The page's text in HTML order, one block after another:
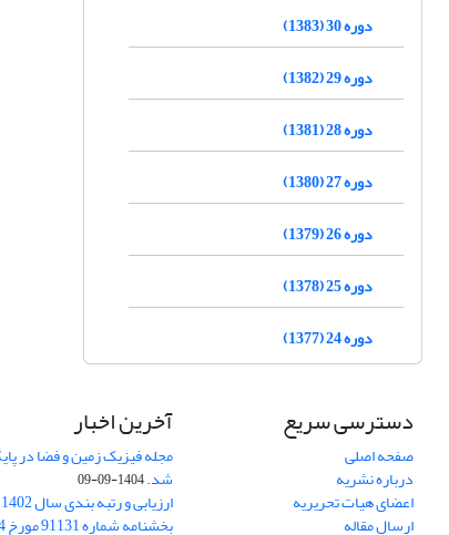
دوره 30 (1383)
دوره 29 (1382)
دوره 28 (1381)
دوره 27 (1380)
دوره 26 (1379)
دوره 25 (1378)
دوره 24 (1377)
دسترسی سریع
صفحه اصلی
درباره نشریه
اعضای هیات تحریریه
ارسال مقاله
آخرین اخبار
شد.1404-09-09
ارزیابی و رتبه بندی سال 1402
بخشنامه شماره 91131 مورخ 1402/04/04